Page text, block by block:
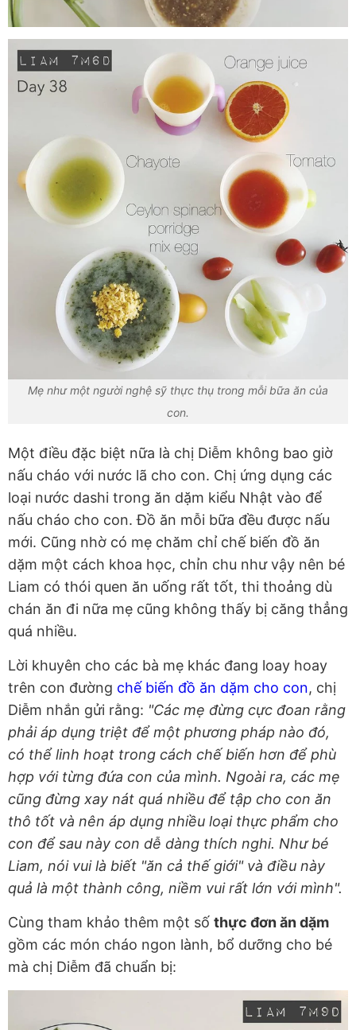
Mẹ như một người nghệ sỹ thực thụ trong mỗi bữa ăn của
con.
Một điều đặc biệt nữa là chị Diễm không bao giờ
nấu cháo với nước lã cho con. Chị ứng dụng các
loại nước dashi trong ăn dặm kiểu Nhật vào để
nấu cháo cho con. Đồ ăn mỗi bữa đều được nấu
mới. Cũng nhờ có mẹ chăm chỉ chế biến đồ ăn
dặm một cách khoa học, chỉn chu như vậy nên bé
Liam có thói quen ăn uống rất tốt, thi thoảng dù
chán ăn đi nữa mẹ cũng không thấy bị căng thẳng
quá nhiều.
Lời khuyên cho các bà mẹ khác đang loay hoay
trên con đường chế biến đồ ăn dặm cho con, chị
Diễm nhắn gửi rằng: "Các mẹ đừng cực đoan rằng
phải áp dụng triệt để một phương pháp nào đó,
có thể linh hoạt trong cách chế biến hơn để phù
hợp với từng đứa con của mình. Ngoài ra, các mẹ
cũng đừng xay nát quá nhiều để tập cho con ăn
thô tốt và nên áp dụng nhiều loại thực phẩm cho
con để sau này con dễ dàng thích nghi. Như bé
Liam, nói vui là biết "ăn cả thế giới" và điều này
quả là một thành công, niềm vui rất lớn với mình".
Cùng tham khảo thêm một số thực đơn ăn dặm
gồm các món cháo ngon lành, bổ dưỡng cho bé
mà chị Diễm đã chuẩn bị: